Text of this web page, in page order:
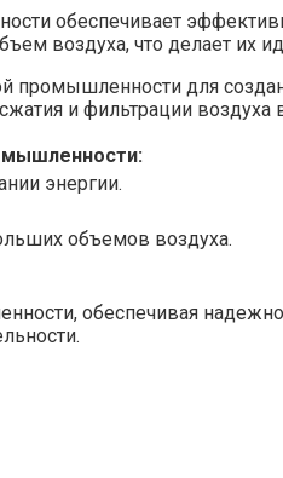
обеспечивает
воздуха, что делает
для
и фильтрации
энергии.
объемов воздуха.
обеспечивая